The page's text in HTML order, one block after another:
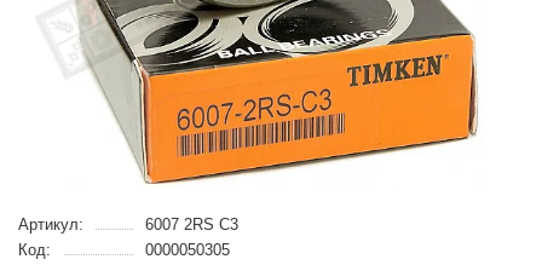
Артикул:
6007 2RS C3
Код:
0000050305